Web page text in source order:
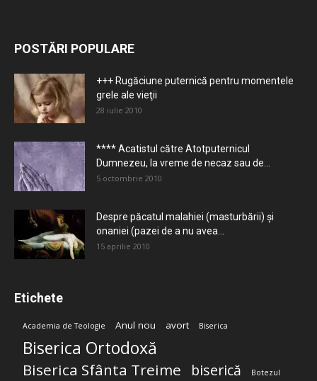
POSTĂRI POPULARE
+++ Rugăciune puternică pentru momentele
grele ale vieţii
28 iulie 2010
**** Acatistul către Atotputernicul
Dumnezeu, la vreme de necaz sau de...
5 octombrie 2010
Despre păcatul malahiei (masturbării) şi
onaniei (pazei de a nu avea...
15 aprilie 2010
Etichete
Academia de Teologie Anul nou avort Biserica
Biserica Ortodoxă
Biserica Sfânta Treime biserică Botezul